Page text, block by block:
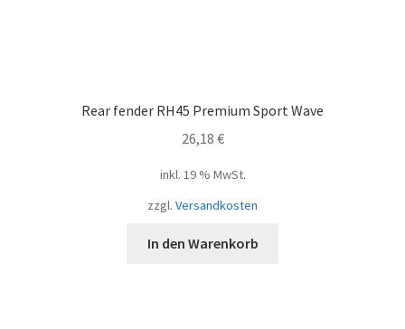
Rear fender RH45 Premium Sport Wave
26,18 €
inkl. 19 % MwSt.
zzgl. Versandkosten
In den Warenkorb